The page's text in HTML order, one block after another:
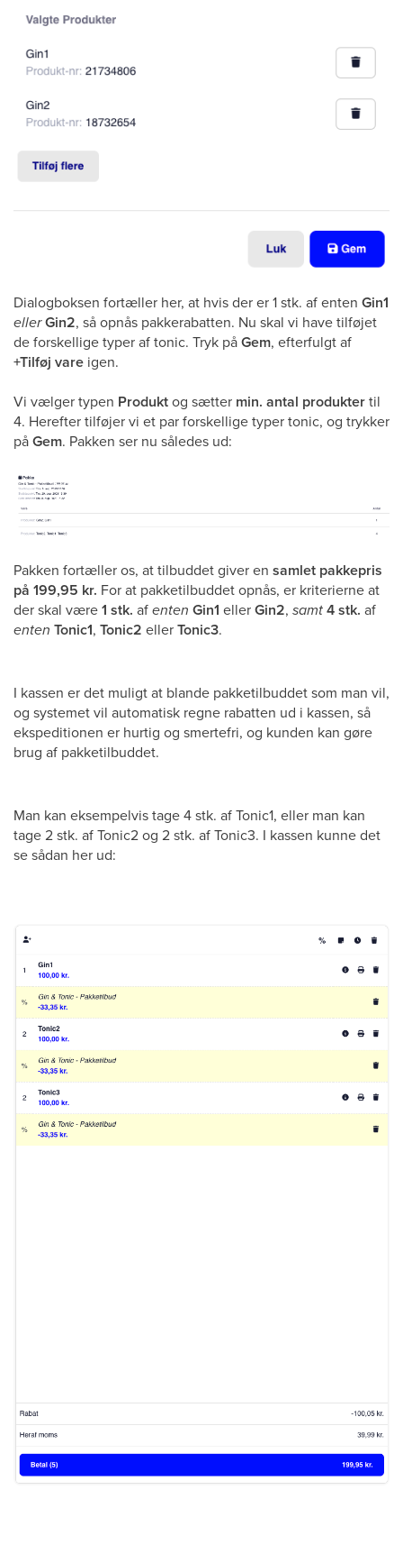
Dialogboksen fortæller her, at hvis der er 1 stk. af enten Gin1
ellerGin2, så opnås pakkerabatten. Nu skal vi have tilføjet
de forskellige typer af tonic. Tryk påGem, efterfulgt af
+Tilføj vare igen.
Vi vælger typen Produktog sætter min. antal produktertil
4. Herefter tilføjer vi et par forskellige typer tonic, og trykker
påGem. Pakken ser nu således ud:
Pakken fortæller os, at tilbuddet giver en samlet pakkepris
på 199,95 kr. For at pakketilbuddet opnås, er kriterierne at
der skal være1 stk. afenten Gin1 ellerGin2, samt4 stk. af
enten Tonic1, Tonic2 ellerTonic3.
I kassen er det muligt at blande pakketilbuddet som man vil,
og systemet vil automatisk regne rabatten ud i kassen, så
ekspeditionen er hurtig og smertefri, og kunden kan gøre
brug af pakketilbuddet.
Man kan eksempelvis tage 4 stk. af Tonic1, eller man kan
tage 2 stk. af Tonic2 og 2 stk. af Tonic3. I kassen kunne det
se sådan her ud: